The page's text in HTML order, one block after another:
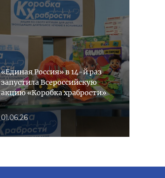
«Единая Россия» в 14-й раз
запустила Всероссийскую
акцию «Коробка храбрости»
01.06.26